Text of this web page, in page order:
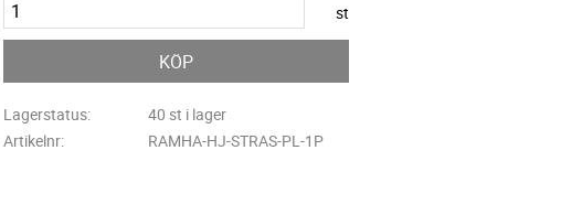
st
KÖP
Lagerstatus
40 st i lager
Artikelnr
RAMHA-HJ-STRAS-PL-1P